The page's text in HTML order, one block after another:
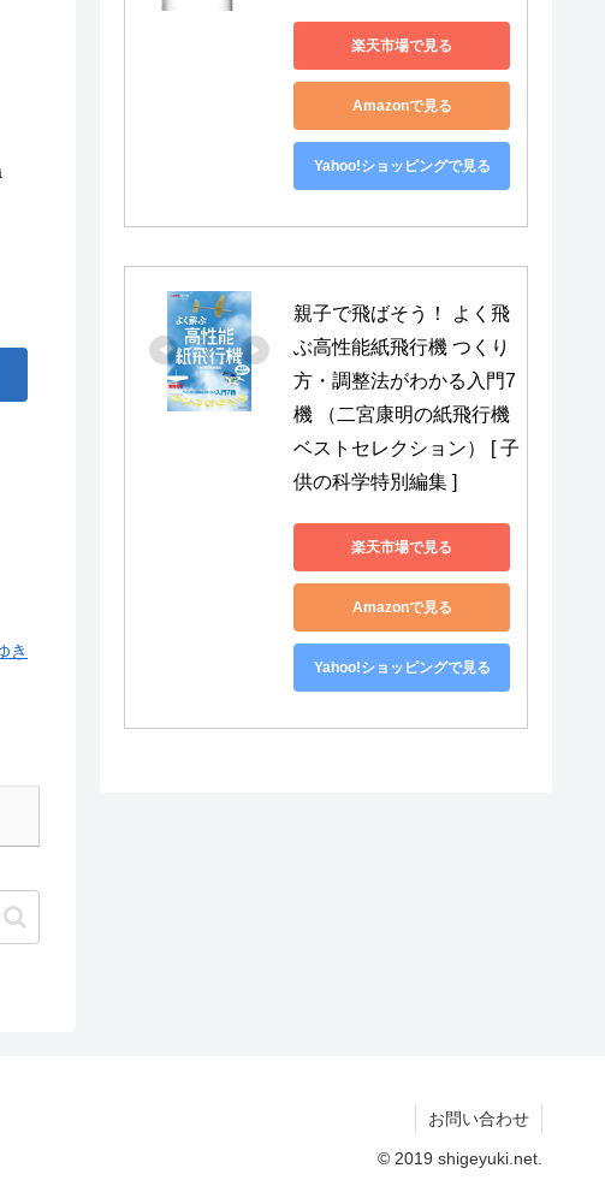
き
楽天市場で見る
Amazonで見る
Yahoo!ショッピングで見る
親子で飛ばそう！ よく飛
ぶ高性能紙飛行機 つくり
方・調整法がわかる入門7
機 （二宮康明の紙飛行機
ベストセレクション） [ 子
供の科学特別編集 ]
楽天市場で見る
Amazonで見る
Yahoo!ショッピングで見る
お問い合わせ
© 2019 shigeyuki.net.